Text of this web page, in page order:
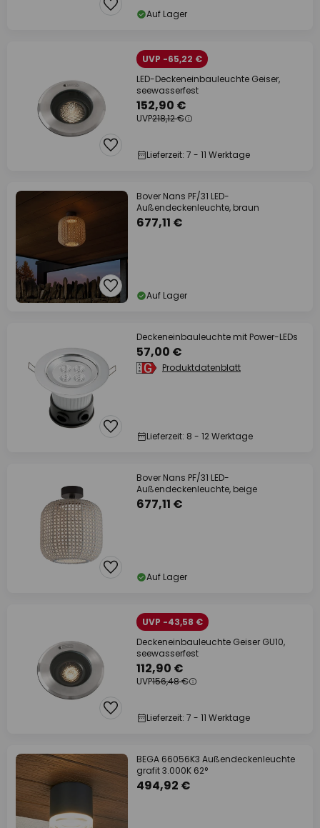
Auf Lager
UVP -65,22 €
LED-Deckeneinbauleuchte Geiser,
seewasserfest
152,90 €
UVP218,12 €
Lieferzeit: 7 - 11 Werktage
Bover Nans PF/31 LED-
Außendeckenleuchte, braun
677,11 €
Auf Lager
Deckeneinbauleuchte mit Power-LEDs
57,00 €
Produktdatenblatt
Lieferzeit: 8 - 12 Werktage
Bover Nans PF/31 LED-
Außendeckenleuchte, beige
677,11 €
Auf Lager
UVP -43,58 €
Deckeneinbauleuchte Geiser GU10,
seewasserfest
112,90 €
UVP156,48 €
Lieferzeit: 7 - 11 Werktage
BEGA 66056K3 Außendeckenleuchte
grafit 3.000K 62°
494,92 €